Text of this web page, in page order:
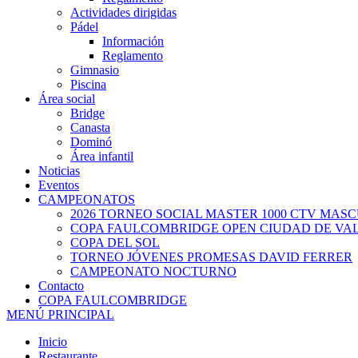
Actividades dirigidas
Pádel
Información
Reglamento
Gimnasio
Piscina
Área social
Bridge
Canasta
Dominó
Área infantil
Noticias
Eventos
CAMPEONATOS
2026 TORNEO SOCIAL MASTER 1000 CTV
COPA FAULCOMBRIDGE OPEN CIUDAD DE
COPA DEL SOL
TORNEO JÓVENES PROMESAS DAVID FERRER
CAMPEONATO NOCTURNO
Contacto
COPA FAULCOMBRIDGE
MENÚ PRINCIPAL
Inicio